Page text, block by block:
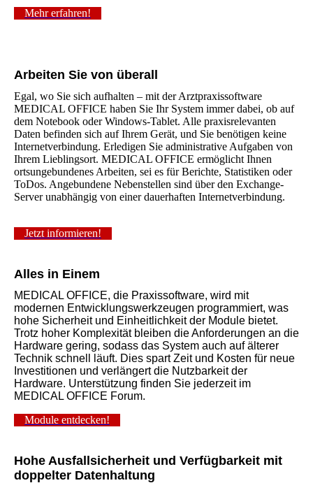
Mehr erfahren!
Arbeiten Sie von überall
Egal, wo Sie sich aufhalten – mit der Arztpraxissoftware
MEDICAL OFFICE haben Sie Ihr System immer dabei, ob auf
dem Notebook oder Windows-Tablet. Alle praxisrelevanten
Daten befinden sich auf Ihrem Gerät, und Sie benötigen keine
Internetverbindung. Erledigen Sie administrative Aufgaben von
Ihrem Lieblingsort. MEDICAL OFFICE ermöglicht Ihnen
ortsungebundenes Arbeiten, sei es für Berichte, Statistiken oder
ToDos. Angebundene Nebenstellen sind über den Exchange-
Server unabhängig von einer dauerhaften Internetverbindung.
Jetzt informieren!
Alles in Einem
MEDICAL OFFICE, die Praxissoftware, wird mit
modernen Entwicklungswerkzeugen programmiert, was
hohe Sicherheit und Einheitlichkeit der Module bietet.
Trotz hoher Komplexität bleiben die Anforderungen an die
Hardware gering, sodass das System auch auf älterer
Technik schnell läuft. Dies spart Zeit und Kosten für neue
Investitionen und verlängert die Nutzbarkeit der
Hardware. Unterstützung finden Sie jederzeit im
MEDICAL OFFICE Forum.
Module entdecken!
Hohe Ausfallsicherheit und Verfügbarkeit mit
doppelter Datenhaltung